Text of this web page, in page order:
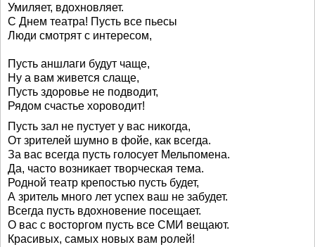
Умиляет, вдохновляет.
С Днем театра! Пусть все пьесы
Люди смотрят с интересом,
Пусть аншлаги будут чаще,
Ну а вам живется слаще,
Пусть здоровье не подводит,
Рядом счастье хороводит!
Пусть зал не пустует у вас никогда,
От зрителей шумно в фойе, как всегда.
За вас всегда пусть голосует Мельпомена.
Да, часто возникает творческая тема.
Родной театр крепостью пусть будет,
А зритель много лет успех ваш не забудет.
Всегда пусть вдохновение посещает.
О вас с восторгом пусть все СМИ вещают.
Красивых, самых новых вам ролей!